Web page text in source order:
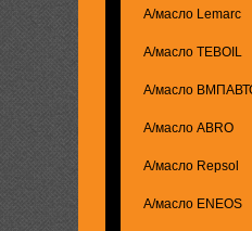
А/масло Lemarc
А/масло TEBOIL
А/масло
А/масло ABRO
А/масло Repsol
А/масло ENEOS